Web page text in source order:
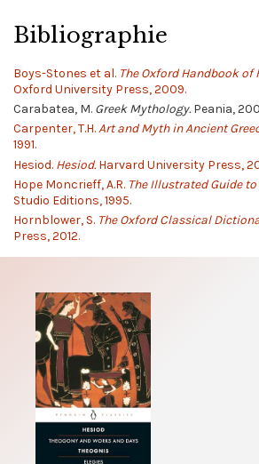
Bibliographie
Boys-Stones et al. The Oxford Handbook of
Oxford University Press, 2009.
Carabatea, M. Greek Mythology.Peania,
Carpenter, T.H.Art and Myth in Ancient
1991.
Hesiod. Hesiod.Harvard University Press,
Hope Moncrieff, A.R. The Illustrated Guide
Studio Editions, 1995.
Hornblower, S. The Oxford Classical
Press, 2012.